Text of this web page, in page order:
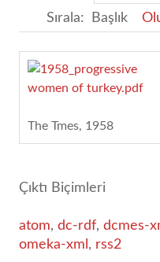
Sırala: Başlık
The Tmes 1958
Çıktı Biçimleri
atom, dc-rdf, dcmes-
omeka-xml , rss2